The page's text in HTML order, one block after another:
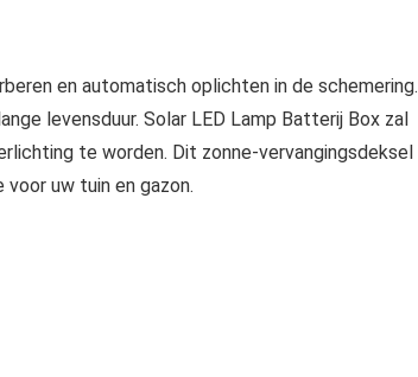
en automatisch oplichten in de schemering.
levensduur. Solar LED Lamp Batterij Box zal
te worden. Dit zonne-vervangingsdeksel
uw tuin en gazon.